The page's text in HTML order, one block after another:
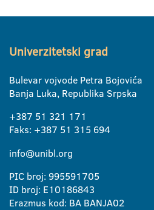
Univerzitetski grad
Bulevar vojvode Petra Bojovića
Banja Luka, Republika Srpska
+387 51 321 171
Faks: +387 51 315 694
info@unibl.org
PIC broj: 995591705
ID broj: E10186843
Erazmus kod: BA BANJA02